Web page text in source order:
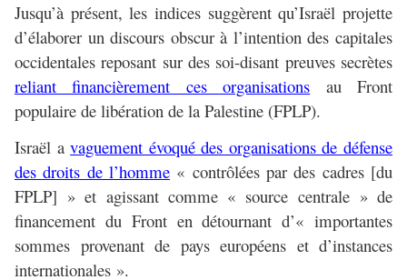
Jusqu’à présent, les indices suggèrent qu’Israël projette
d’élaborer un discours obscur à l’intention des capitales
occidentales reposant sur des soi-disant preuves secrètes
reliant financièrement ces organisations au Front
populaire de libération de la Palestine (FPLP).
Israël avaguement évoqué des organisations de défense
des droits de l’homme « contrôlées par des cadres [du
FPLP] » et agissant comme « source centrale » de
financement du Front en détournant d’« importantes
sommes provenant de pays européens et d’instances
internationales ».